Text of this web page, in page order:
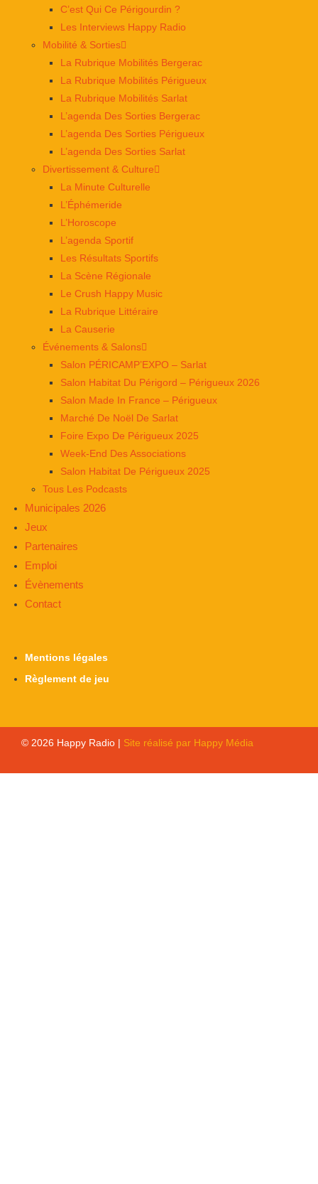
C’est Qui Ce Périgourdin ?
Les Interviews Happy Radio
Mobilité & Sorties
La Rubrique Mobilités Bergerac
La Rubrique Mobilités Périgueux
La Rubrique Mobilités Sarlat
L’agenda Des Sorties Bergerac
L’agenda Des Sorties Périgueux
L’agenda Des Sorties Sarlat
Divertissement & Culture
La Minute Culturelle
L’Éphémeride
L’Horoscope
L’agenda Sportif
Les Résultats Sportifs
La Scène Régionale
Le Crush Happy Music
La Rubrique Littéraire
La Causerie
Événements & Salons
Salon PÉRICAMP’EXPO – Sarlat
Salon Habitat Du Périgord – Périgueux 2026
Salon Made In France – Périgueux
Marché De Noël De Sarlat
Foire Expo De Périgueux 2025
Week-End Des Associations
Salon Habitat De Périgueux 2025
Tous Les Podcasts
Municipales 2026
Jeux
Partenaires
Emploi
Évènements
Contact
Mentions légales
Règlement de jeu
© 2026 Happy Radio | Site réalisé par Happy Média